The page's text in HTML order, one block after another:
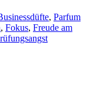
, Parfum
, Fokus, Freude am